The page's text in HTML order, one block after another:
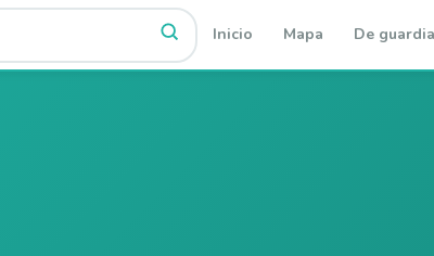
Inicio Mapa De guardia